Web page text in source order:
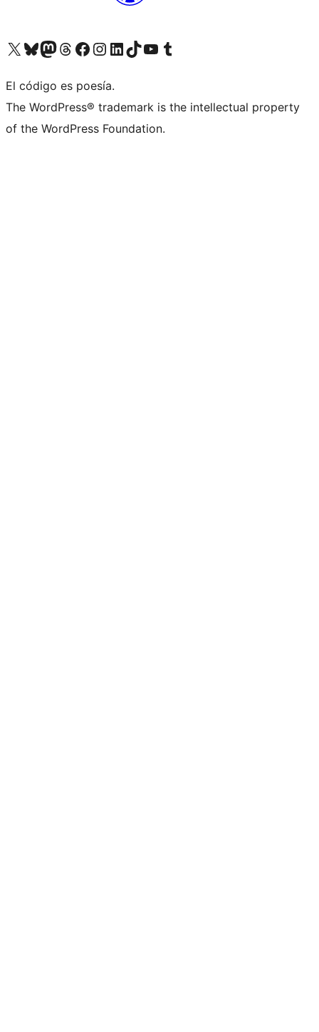
Visita nuestra cuenta de X (anteriormente Twitter)
Visita nuestra cuenta de Bluesky
Visita nuestra cuenta de Mastodon
Visita nuestra cuenta de Threads
Visita nuestra página de Facebook
Visita nuestra cuenta de Instagram
Visita nuestra cuenta de LinkedIn
Visita nuestra cuenta de TikTok
Visita nuestro canal de YouTube
Visita nuestra cuenta de Tumblr
El código es poesía.
The WordPress® trademark is the intellectual property
of the WordPress Foundation.